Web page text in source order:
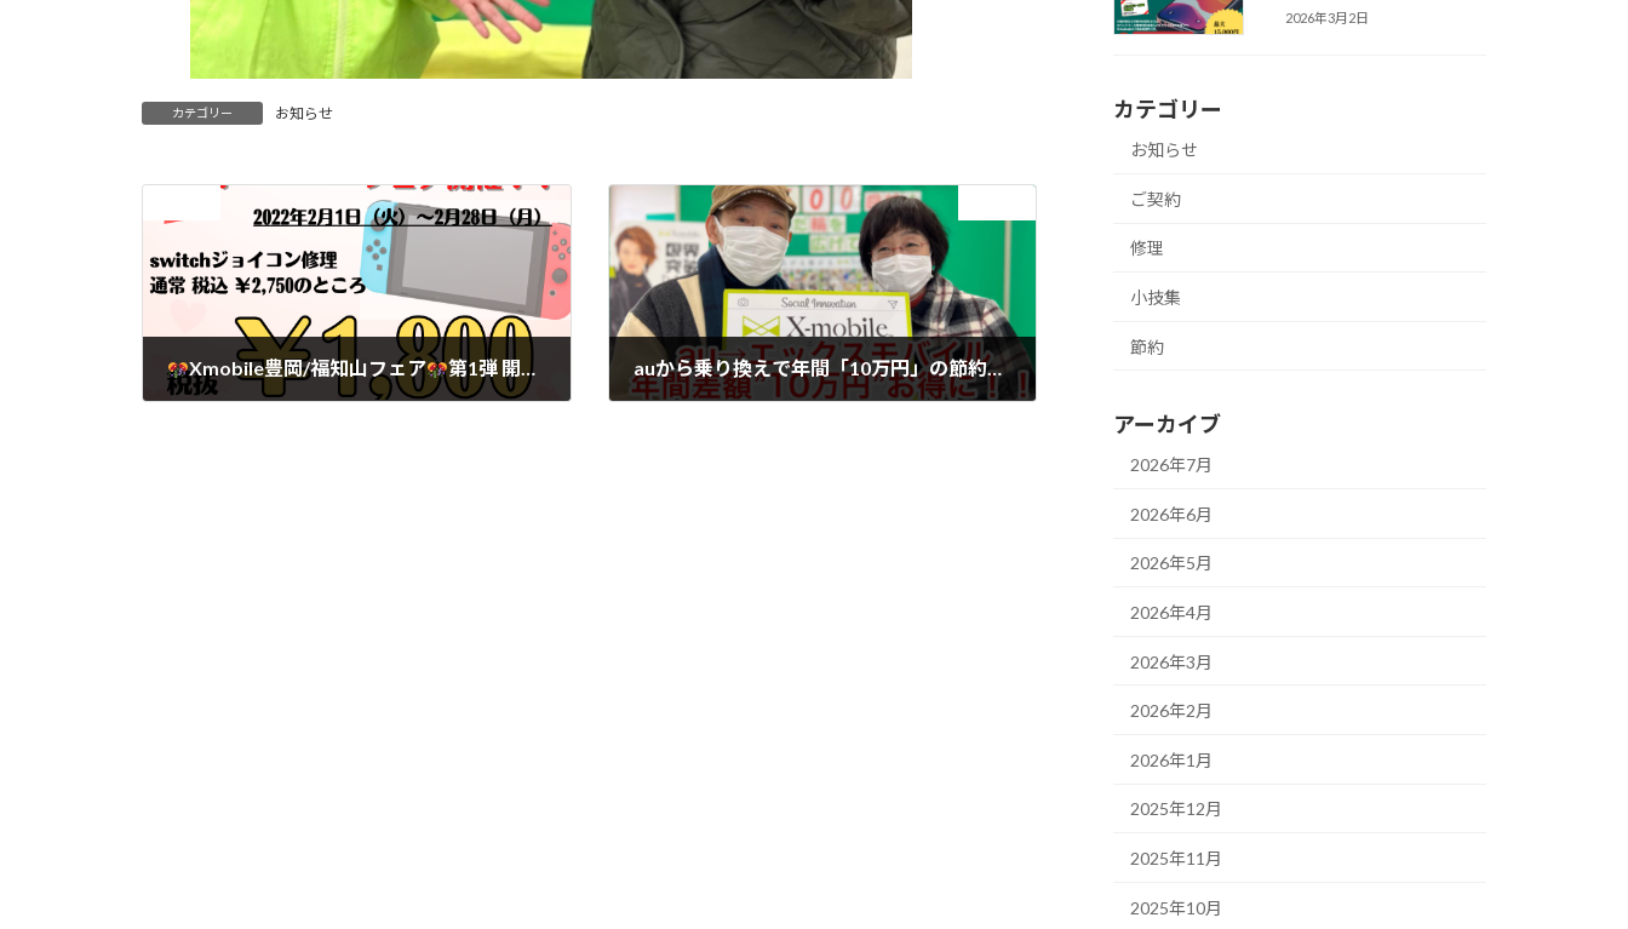
カテゴリー お知らせ
Xmobile豊岡/福知山フェア 第1弾 開催 auから乗り換えで年間「10万円」の節約 機種変更も一緒に
2026年3月2日
カテゴリー
お知らせ
ご契約
修理
小技集
節約
アーカイブ
2026年7月
2026年6月
2026年5月
2026年4月
2026年3月
2026年2月
2026年1月
2025年12月
2025年11月
2025年10月